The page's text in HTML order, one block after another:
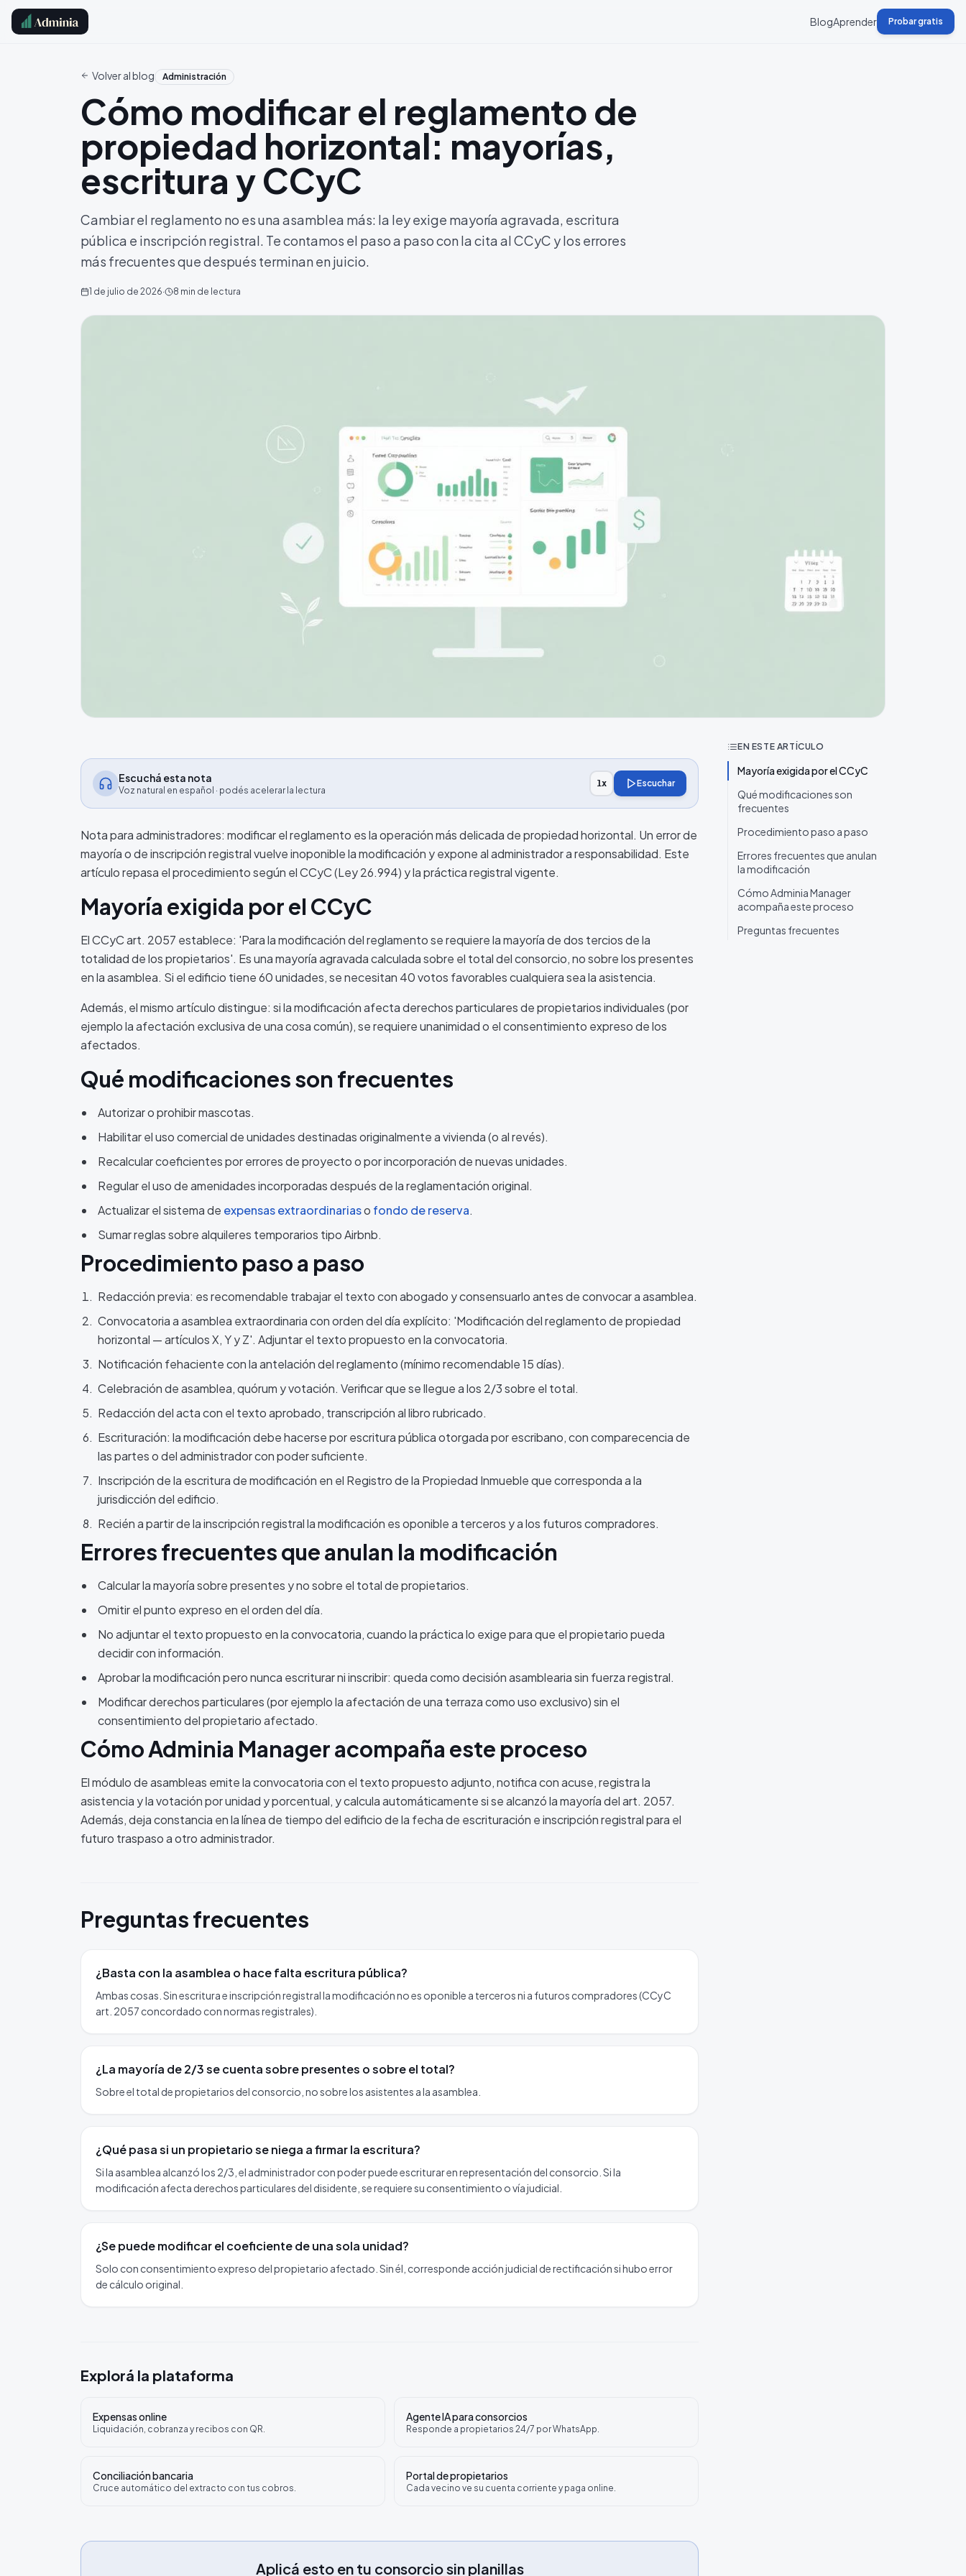
BlogAprender Probar gratis
Volver al blog Administración
Cómo modificar el reglamento de
propiedad horizontal: mayorías,
escritura y CCyC
Cambiar el reglamento no es una asamblea más: la ley exige mayoría agravada, escritura
pública e inscripción registral. Te contamos el paso a paso con la cita al CCyC y los errores
más frecuentes que después terminan en juicio.
1 de julio de 2026· 8 min de lectura
Escuchá esta nota
Voz natural en español · podés acelerar la lectura
1x Escuchar
Nota para administradores: modificar el reglamento es la operación más delicada de propiedad horizontal. Un error de
mayoría o de inscripción registral vuelve inoponible la modificación y expone al administrador a responsabilidad. Este
artículo repasa el procedimiento según el CCyC (Ley 26.994) y la práctica registral vigente.
Mayoría exigida por el CCyC
El CCyC art. 2057 establece: 'Para la modificación del reglamento se requiere la mayoría de dos tercios de la
totalidad de los propietarios'. Es una mayoría agravada calculada sobre el total del consorcio, no sobre los presentes
en la asamblea. Si el edificio tiene 60 unidades, se necesitan 40 votos favorables cualquiera sea la asistencia.
Además, el mismo artículo distingue: si la modificación afecta derechos particulares de propietarios individuales (por
ejemplo la afectación exclusiva de una cosa común), se requiere unanimidad o el consentimiento expreso de los
afectados.
Qué modificaciones son frecuentes
Autorizar o prohibir mascotas.
Habilitar el uso comercial de unidades destinadas originalmente a vivienda (o al revés).
Recalcular coeficientes por errores de proyecto o por incorporación de nuevas unidades.
Regular el uso de amenidades incorporadas después de la reglamentación original.
Actualizar el sistema de expensas extraordinariaso fondo de reserva.
Sumar reglas sobre alquileres temporarios tipo Airbnb.
Procedimiento paso a paso
Redacción previa: es recomendable trabajar el texto con abogado y consensuarlo antes de convocar a asamblea.
Convocatoria a asamblea extraordinaria con orden del día explícito: 'Modificación del reglamento de propiedad
horizontal — artículos X, Y y Z'. Adjuntar el texto propuesto en la convocatoria.
Notificación fehaciente con la antelación del reglamento (mínimo recomendable 15 días).
Celebración de asamblea, quórum y votación. Verificar que se llegue a los 2/3 sobre el total.
Redacción del acta con el texto aprobado, transcripción al libro rubricado.
Escrituración: la modificación debe hacerse por escritura pública otorgada por escribano, con comparecencia de
las partes o del administrador con poder suficiente.
Inscripción de la escritura de modificación en el Registro de la Propiedad Inmueble que corresponda a la
jurisdicción del edificio.
Recién a partir de la inscripción registral la modificación es oponible a terceros y a los futuros compradores.
Errores frecuentes que anulan la modificación
Calcular la mayoría sobre presentes y no sobre el total de propietarios.
Omitir el punto expreso en el orden del día.
No adjuntar el texto propuesto en la convocatoria, cuando la práctica lo exige para que el propietario pueda
decidir con información.
Aprobar la modificación pero nunca escriturar ni inscribir: queda como decisión asamblearia sin fuerza registral.
Modificar derechos particulares (por ejemplo la afectación de una terraza como uso exclusivo) sin el
consentimiento del propietario afectado.
Cómo Adminia Manager acompaña este proceso
El módulo de asambleas emite la convocatoria con el texto propuesto adjunto, notifica con acuse, registra la
asistencia y la votación por unidad y porcentual, y calcula automáticamente si se alcanzó la mayoría del art. 2057.
Además, deja constancia en la línea de tiempo del edificio de la fecha de escrituración e inscripción registral para el
futuro traspaso a otro administrador.
Preguntas frecuentes
¿Basta con la asamblea o hace falta escritura pública?
Ambas cosas. Sin escritura e inscripción registral la modificación no es oponible a terceros ni a futuros compradores (CCyC
art. 2057 concordado con normas registrales).
¿La mayoría de 2/3 se cuenta sobre presentes o sobre el total?
Sobre el total de propietarios del consorcio, no sobre los asistentes a la asamblea.
¿Qué pasa si un propietario se niega a firmar la escritura?
Si la asamblea alcanzó los 2/3, el administrador con poder puede escriturar en representación del consorcio. Si la
modificación afecta derechos particulares del disidente, se requiere su consentimiento o vía judicial.
¿Se puede modificar el coeficiente de una sola unidad?
Solo con consentimiento expreso del propietario afectado. Sin él, corresponde acción judicial de rectificación si hubo error
de cálculo original.
Explorá la plataforma
Expensas online
Liquidación, cobranza y recibos con QR.
Agente IA para consorcios
Responde a propietarios 24/7 por WhatsApp.
Conciliación bancaria
Cruce automático del extracto con tus cobros.
Portal de propietarios
Cada vecino ve su cuenta corriente y paga online.
Aplicá esto en tu consorcio sin planillas
EN ESTE ARTÍCULO
Mayoría exigida por el CCyC
Qué modificaciones son
frecuentes
Procedimiento paso a paso
Errores frecuentes que anulan
la modificación
Cómo Adminia Manager
acompaña este proceso
Preguntas frecuentes